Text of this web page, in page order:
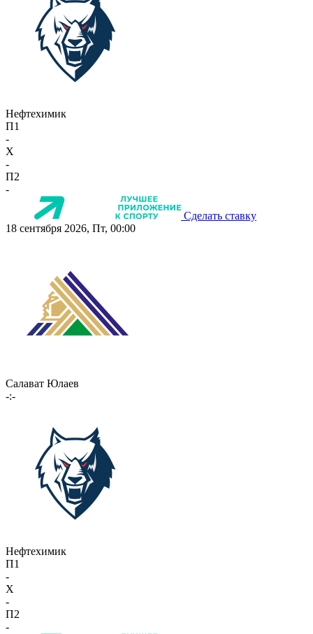
Нефтехимик
П1
-
X
-
П2
-
Сделать ставку
18 сентября 2026, Пт, 00:00
Салават Юлаев
-:-
Нефтехимик
П1
-
X
-
П2
-